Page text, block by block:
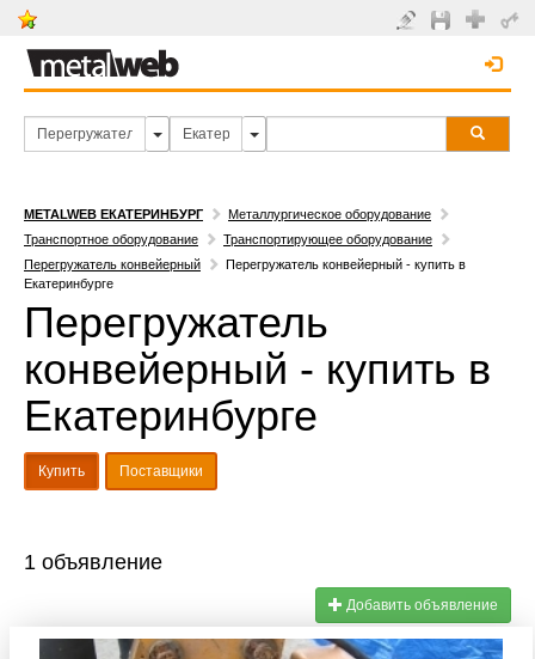
METALWEB ЕКАТЕРИНБУРГ
Металлургическое оборудование
Транспортное оборудование
Транспортирующее оборудование
Перегружатель конвейерный
Перегружатель конвейерный - купить в
Екатеринбурге
Перегружатель
конвейерный - купить в
Екатеринбурге
Купить Поставщики
1 объявление
Добавить объявление